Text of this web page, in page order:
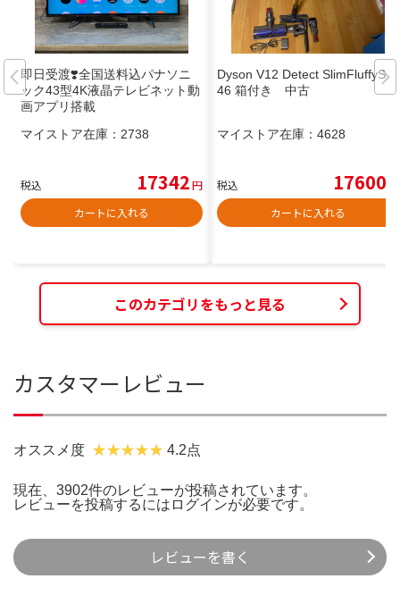
即日受渡❣️全国送料込パナソニ
ック43型4K液晶テレビネット動
画アプリ搭載
マイストア在庫： 2738
税込 17342円
カートに入れる
Dyson V12 Detect SlimFluffySV
46 箱付き 中古
マイストア在庫： 4628
税込 17600
カートに入れる
このカテゴリをもっと見る
カスタマーレビュー
オススメ度 4.2点
現在、3902件のレビューが投稿されています。
レビューを投稿するには ログインが必要です。
レビューを書く